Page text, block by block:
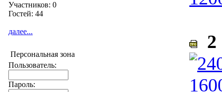
Участников: 0
Гостей: 44
далее...
Персональная зона
Пользователь:
Пароль:
2